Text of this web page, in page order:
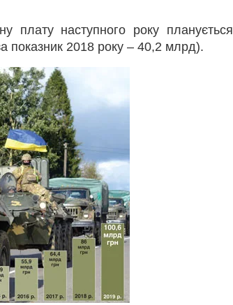
плату наступного року планується
показник 2018 року – 40,2 млрд).